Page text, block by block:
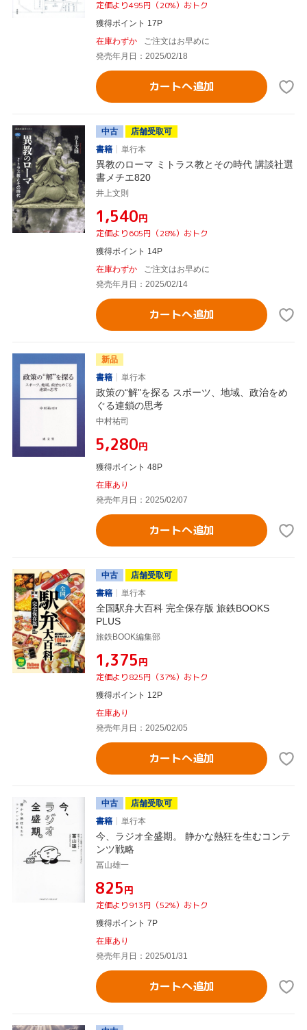
定価より495円（20%）おトク
獲得ポイント 17P
在庫わずか
ご注文はお早めに
発売年月日：2025/02/18
カートへ追加
中古
店舗受取可
書籍
単行本
異教のローマ ミトラス教とその時代 講談社選
書メチエ820
井上文則
¥1,540円
定価より605円（28%）おトク
獲得ポイント 14P
在庫わずか
ご注文はお早めに
発売年月日：2025/02/14
カートへ追加
新品
書籍
単行本
政策の“解"を探る スポーツ、地域、政治をめ
ぐる連鎖の思考
中村祐司
¥5,280円
獲得ポイント 48P
在庫あり
発売年月日：2025/02/07
カートへ追加
中古
店舗受取可
書籍
単行本
全国駅弁大百科 完全保存版 旅鉄BOOKS
PLUS
旅鉄BOOK編集部
¥1,375円
定価より825円（37%）おトク
獲得ポイント 12P
在庫あり
発売年月日：2025/02/05
カートへ追加
中古
店舗受取可
書籍
単行本
今、ラジオ全盛期。 静かな熱狂を生むコンテ
ンツ戦略
冨山雄一
¥825円
定価より913円（52%）おトク
獲得ポイント 7P
在庫あり
発売年月日：2025/01/31
カートへ追加